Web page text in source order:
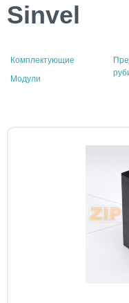
Sinvel
Комплектующие
Модули